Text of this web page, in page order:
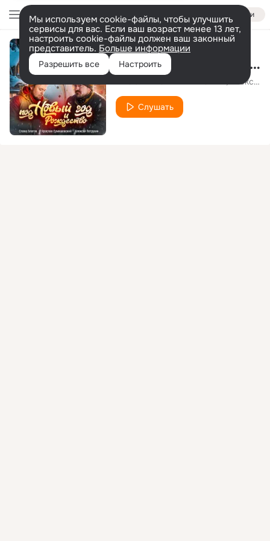
Войти
Мы используем cookie-файлы, чтобы улучшить
сервисы для вас. Если ваш возраст менее 13 лет,
настроить cookie-файлы должен ваш законный
представитель. Больше информации
Разрешить все Настроить Под Новый год и Рождество
Алексей Петрухин
Слушать